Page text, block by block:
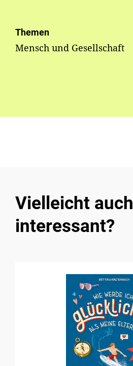
Themen
Mensch und Gesellschaft
Vielleicht auch
interessant?